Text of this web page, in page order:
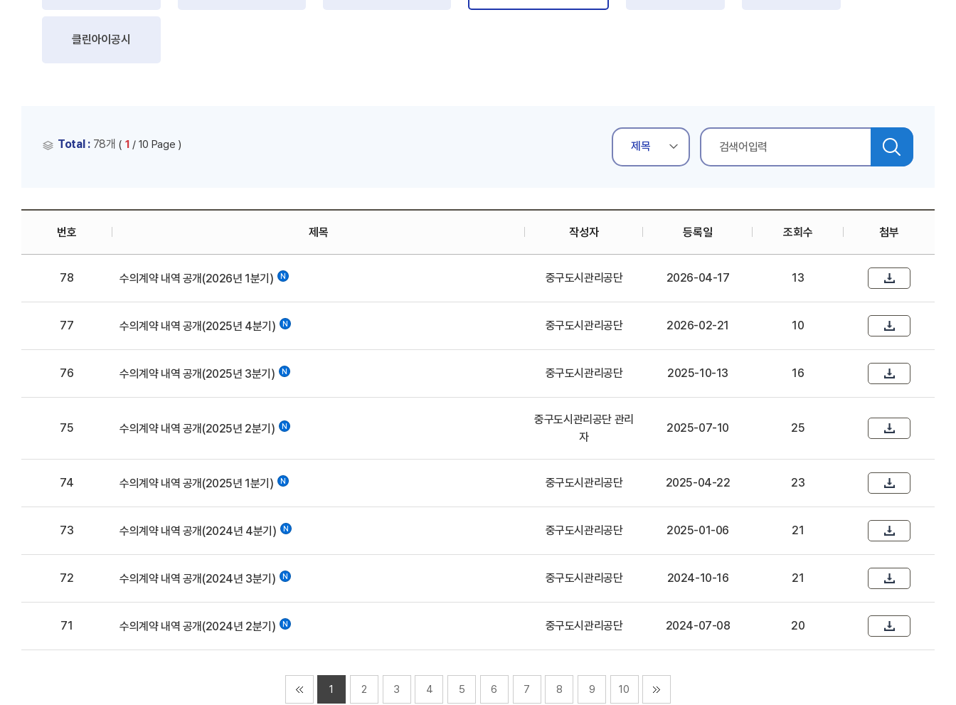
클린아이공시
Total : 78개 ( 1 / 10 Page )
번호 제목 작성자 등록일 조회수 첨부
78 수의계약 내역 공개(2026년 1분기) 중구도시관리공단 2026-04-17 13
77 수의계약 내역 공개(2025년 4분기) 중구도시관리공단 2026-02-21 10
76 수의계약 내역 공개(2025년 3분기) 중구도시관리공단 2025-10-13 16
75 수의계약 내역 공개(2025년 2분기)
중구도시관리공단 관리
자
2025-07-10 25
74 수의계약 내역 공개(2025년 1분기) 중구도시관리공단 2025-04-22 23
73 수의계약 내역 공개(2024년 4분기) 중구도시관리공단 2025-01-06 21
72 수의계약 내역 공개(2024년 3분기) 중구도시관리공단 2024-10-16 21
71 수의계약 내역 공개(2024년 2분기) 중구도시관리공단 2024-07-08 20
1 2 3 4 5 6 7 8 9 10